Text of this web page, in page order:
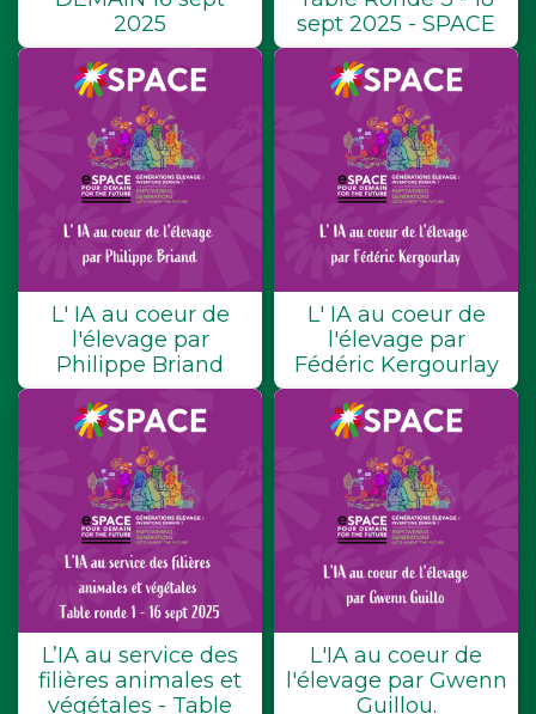
2025
sept 2025 - SPACE
L' IA au coeur de
l'élevage par
Philippe Briand
L' IA au coeur de
l'élevage par
Fédéric Kergourlay
L’IA au service des
filières animales et
végétales - Table
L'IA au coeur de
l'élevage par Gwenn
Guillou.